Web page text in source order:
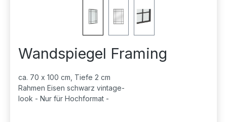
Wandspiegel Framing
ca. 70 x 100 cm, Tiefe 2 cm
Rahmen Eisen schwarz vintage-
look - Nur für Hochformat -